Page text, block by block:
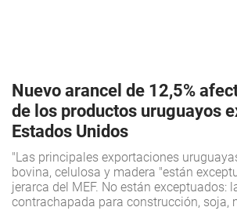
Nuevo arancel de 12,5%
de los productos uruguayos
Estados Unidos
"Las principales exportaciones
bovina, celulosa y madera "están
jerarca del MEF. No están exceptuados:
contrachapada para construcción, soja,